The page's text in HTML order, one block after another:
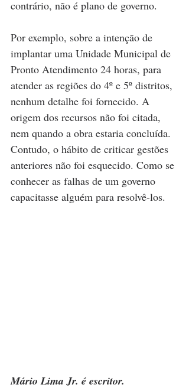
contrário, não é plano de governo.
Por exemplo, sobre a intenção de
implantar uma Unidade Municipal de
Pronto Atendimento 24 horas, para
atender as regiões do 4º e 5º distritos,
nenhum detalhe foi fornecido. A
origem dos recursos não foi citada,
nem quando a obra estaria concluída.
Contudo, o hábito de criticar gestões
anteriores não foi esquecido. Como se
conhecer as falhas de um governo
capacitasse alguém para resolvê-los.
Mário Lima Jr. é escritor.